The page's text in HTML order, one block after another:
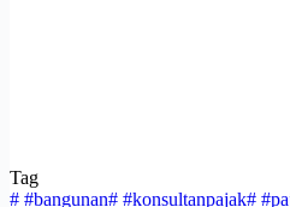
Tag
# #bangunan# #konsultanpajak#